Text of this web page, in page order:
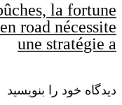
la fortune
road nécessite
une stratégie a
دیدگاه خود را بنویسید